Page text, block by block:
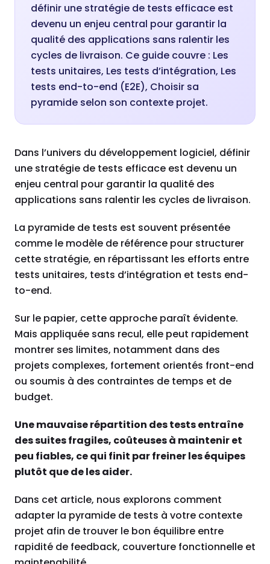
définir une stratégie de tests efficace est
devenu un enjeu central pour garantir la
qualité des applications sans ralentir les
cycles de livraison. Ce guide couvre : Les
tests unitaires, Les tests d’intégration, Les
tests end-to-end (E2E), Choisir sa
pyramide selon son contexte projet.
Dans l’univers du développement logiciel, définir
une stratégie de tests efficace est devenu un
enjeu central pour garantir la qualité des
applications sans ralentir les cycles de livraison.
La pyramide de tests est souvent présentée
comme le modèle de référence pour structurer
cette stratégie, en répartissant les efforts entre
tests unitaires, tests d’intégration et tests end-
to-end.
Sur le papier, cette approche paraît évidente.
Mais appliquée sans recul, elle peut rapidement
montrer ses limites, notamment dans des
projets complexes, fortement orientés front-end
ou soumis à des contraintes de temps et de
budget.
Une mauvaise répartition des tests entraîne
des suites fragiles, coûteuses à maintenir et
peu fiables, ce qui finit par freiner les équipes
plutôt que de les aider.
Dans cet article, nous explorons comment
adapter la pyramide de tests à votre contexte
projet afin de trouver le bon équilibre entre
rapidité de feedback, couverture fonctionnelle et